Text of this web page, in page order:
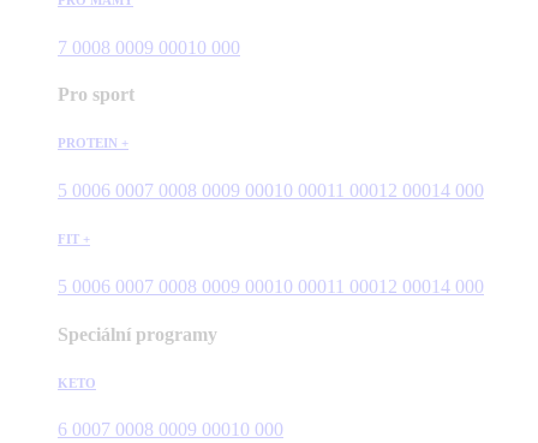
7 0008 0009 00010 000
Pro sport
PROTEIN +
5 0006 0007 0008 0009 00010 00011 00012 00014 000
FIT +
5 0006 0007 0008 0009 00010 00011 00012 00014 000
Speciální programy
KETO
6 0007 0008 0009 00010 000